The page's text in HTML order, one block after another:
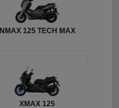
NMAX 125 TECH MAX
XMAX 125